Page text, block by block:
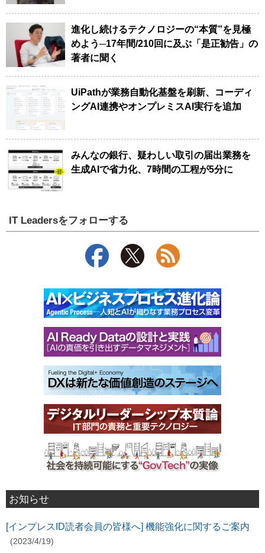
進化し続けるテクノロジーの“本質”を見極
めよう─17年間/210回に及ぶ「是正勧告」の
著者に聞く
UiPathが業務自動化基盤を刷新、コーディ
ングAI連携やオンプレミスAI実行を追加
みんなの銀行、疑わしい取引の届出業務を
生成AIで省力化、7時間の工程が5分に
IT Leadersをフォローする
お知らせ
[インプレスID読者会員の皆様へ] 機能強化に関するご案内
(2023/4/19)